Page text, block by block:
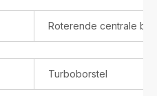
Roterende centrale
Turboborstel